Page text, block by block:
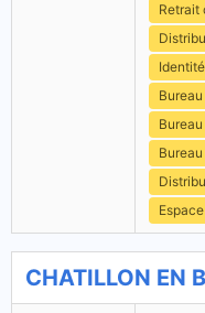
Retrait
CHATILLON EN